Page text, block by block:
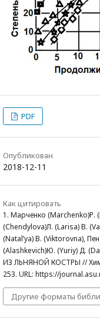
PDF
Опубликован
2018-12-11
Как цитировать
1. Марченко (Marchenko)Р.
(Chendylova)Л. (Larisa) В.
(Natal’ya) В. (Viktorovna),
(Alashkevich)Ю. (Yuriy) Д.
ИЗ ЛЬНЯНОЙ КОСТРЫ //
253. URL: https://
Другие форматы